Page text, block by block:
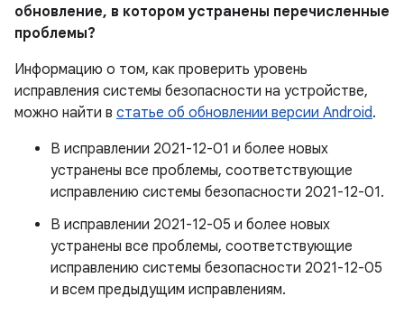
обновление, в котором устранены перечисленные
проблемы?
Информацию о том, как проверить уровень
исправления системы безопасности на устройстве,
можно найти в статье об обновлении версии Android.
В исправлении 2021-12-01 и более новых
устранены все проблемы, соответствующие
исправлению системы безопасности 2021-12-01.
В исправлении 2021-12-05 и более новых
устранены все проблемы, соответствующие
исправлению системы безопасности 2021-12-05
и всем предыдущим исправлениям.